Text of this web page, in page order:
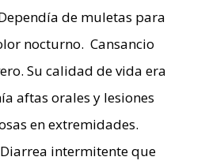
de muletas para
nocturno. Cansancio
Su calidad de vida era
aftas orales y lesiones
en extremidades.
intermitente que